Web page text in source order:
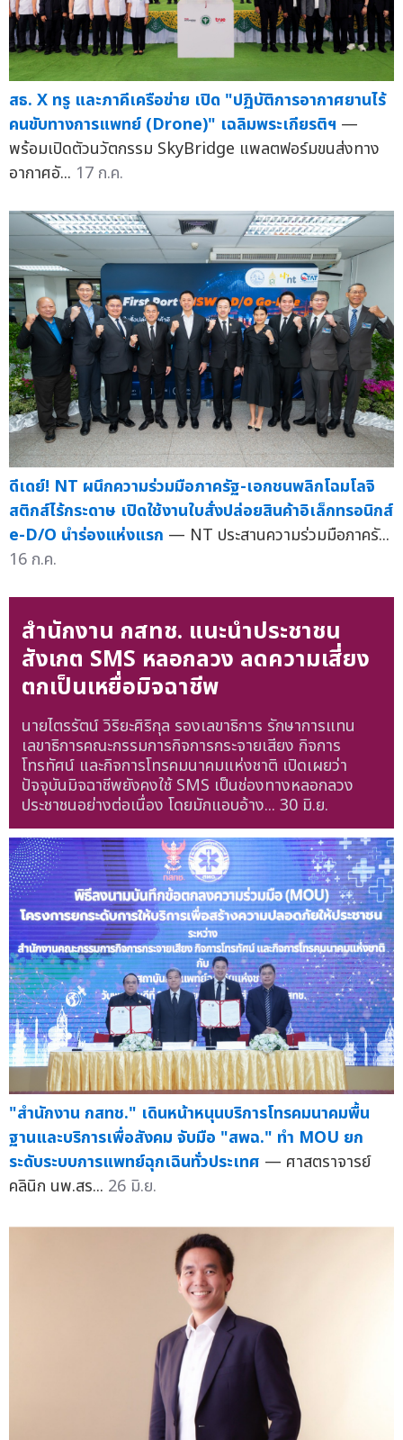
สธ. X ทรู และภาคีเครือข่าย เปิด "ปฏิบัติการอากาศยานไร้
คนขับทางการแพทย์ (Drone)" เฉลิมพระเกียรติฯ —
พร้อมเปิดตัวนวัตกรรม SkyBridge แพลตฟอร์มขนส่งทาง
อากาศอั... 17 ก.ค.
ดีเดย์! NT ผนึกความร่วมมือภาครัฐ-เอกชนพลิกโฉมโลจิ
สติกส์ไร้กระดาษ เปิดใช้งานใบสั่งปล่อยสินค้าอิเล็กทรอนิกส์
e-D/O นำร่องแห่งแรก — NT ประสานความร่วมมือภาครั...
16 ก.ค.
สำนักงาน กสทช. แนะนำประชาชน
สังเกต SMS หลอกลวง ลดความเสี่ยง
ตกเป็นเหยื่อมิจฉาชีพ
นายไตรรัตน์ วิริยะศิริกุล รองเลขาธิการ รักษาการแทน
เลขาธิการคณะกรรมการกิจการกระจายเสียง กิจการ
โทรทัศน์ และกิจการโทรคมนาคมแห่งชาติ เปิดเผยว่า
ปัจจุบันมิจฉาชีพยังคงใช้ SMS เป็นช่องทางหลอกลวง
ประชาชนอย่างต่อเนื่อง โดยมักแอบอ้าง... 30 มิ.ย.
"สำนักงาน กสทช." เดินหน้าหนุนบริการโทรคมนาคมพื้น
ฐานและบริการเพื่อสังคม จับมือ "สพฉ." ทำ MOU ยก
ระดับระบบการแพทย์ฉุกเฉินทั่วประเทศ — ศาสตราจารย์
คลินิก นพ.สร... 26 มิ.ย.